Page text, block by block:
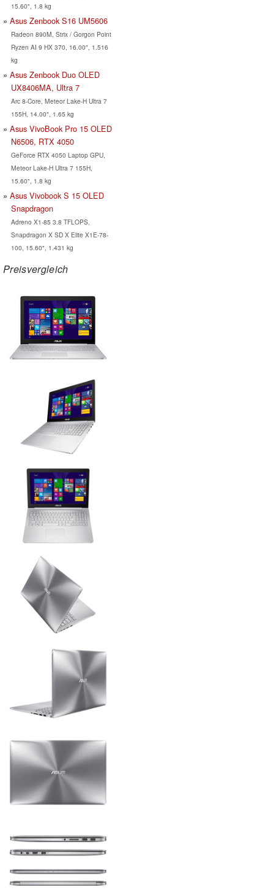
15.60", 1.8 kg
Asus Zenbook S16 UM5606
Radeon 890M, Strix / Gorgon Point
Ryzen AI 9 HX 370, 16.00", 1.516
kg
Asus Zenbook Duo OLED
UX8406MA, Ultra 7
Arc 8-Core, Meteor Lake-H Ultra 7
155H, 14.00", 1.65 kg
Asus VivoBook Pro 15 OLED
N6506, RTX 4050
GeForce RTX 4050 Laptop GPU,
Meteor Lake-H Ultra 7 155H,
15.60", 1.8 kg
Asus Vivobook S 15 OLED
Snapdragon
Adreno X1-85 3.8 TFLOPS,
Snapdragon X SD X Elite X1E-78-
100, 15.60", 1.431 kg
Preisvergleich